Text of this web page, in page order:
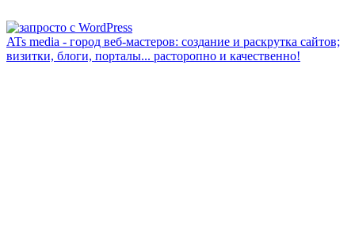
ATs media - город веб-мастеров: создание и раскрутка сайтов;
визитки, блоги, порталы... расторопно и качественно!